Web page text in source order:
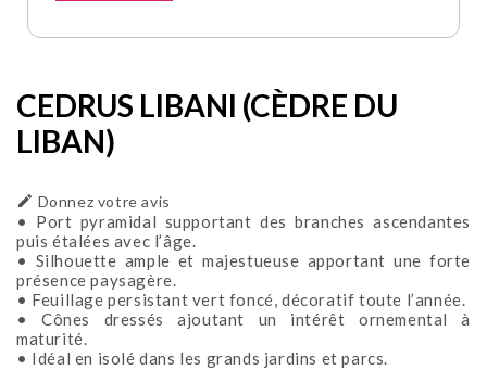
CEDRUS LIBANI (CÈDRE DU
LIBAN)
 Donnez votre avis
• Port pyramidal supportant des branches ascendantes
puis étalées avec l’âge.
• Silhouette ample et majestueuse apportant une forte
présence paysagère.
• Feuillage persistant vert foncé, décoratif toute l’année.
• Cônes dressés ajoutant un intérêt ornemental à
maturité.
• Idéal en isolé dans les grands jardins et parcs.